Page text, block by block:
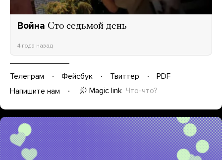
Война Сто седьмой день
4 года назад
Телеграм Фейсбук Твиттер
PDF
Напишите нам
Magic link Что-что?